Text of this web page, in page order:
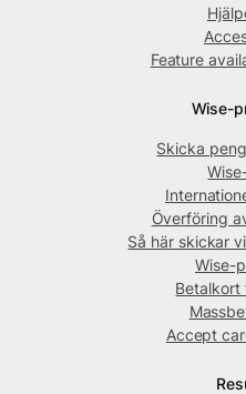
Feature
Wise-
Skicka
Överföring
Så här skickar
Wise-
Betalkort
Accept